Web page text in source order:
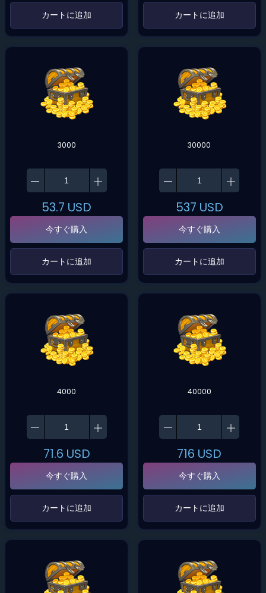
‌カートに追加‌ ‌カートに追加‌
3000
53.7 USD
今すぐ購入
‌カートに追加‌
30000
537 USD
今すぐ購入
‌カートに追加‌
4000
71.6 USD
今すぐ購入
‌カートに追加‌
40000
716 USD
今すぐ購入
‌カートに追加‌